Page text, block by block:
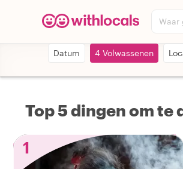
Waar
Datum 4 Volwassenen
Top 5 dingen om te
1